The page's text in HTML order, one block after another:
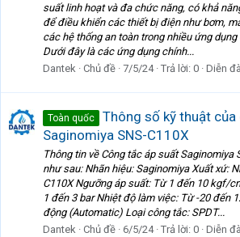
suất linh hoạt và đa chức năng, có khả
để điều khiển các thiết bị điện như bơm,
các hệ thống an toàn trong nhiều ứng
Dưới đây là các ứng dụng chính...
Dantek Chủ đề 7/5/24 Trả lời: 0 Diễn
Toàn quốc
Thông số kỹ thuật
Saginomiya SNS-C110X
Thông tin về Công tắc áp suất Saginomiya
như sau: Nhãn hiệu: Saginomiya Xuất xứ:
C110X Ngưỡng áp suất: Từ 1 đến 10 kgf/
1 đến 3 bar Nhiệt độ làm việc: Từ -20 đến
động (Automatic) Loại công tắc: SPDT...
Dantek Chủ đề 6/5/24 Trả lời: 0 Diễn